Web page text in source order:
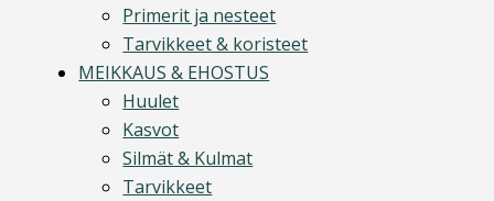
Primerit ja nesteet
Tarvikkeet & koristeet
MEIKKAUS & EHOSTUS
Huulet
Kasvot
Silmät & Kulmat
Tarvikkeet